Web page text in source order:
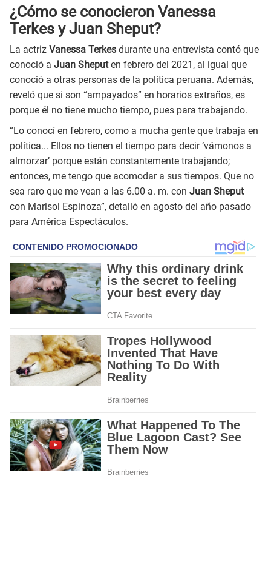
¿Cómo se conocieron Vanessa
Terkes y Juan Sheput?
La actriz Vanessa Terkes durante una entrevista contó que
conoció a Juan Sheputen febrero del 2021, al igual que
conoció a otras personas de la política peruana. Además,
reveló que si son “ampayados” en horarios extraños, es
porque él no tiene mucho tiempo, pues para trabajando.
“Lo conocí en febrero, como a mucha gente que trabaja en
política... Ellos no tienen el tiempo para decir ‘vámonos a
almorzar’ porque están constantemente trabajando;
entonces, me tengo que acomodar a sus tiempos. Que no
sea raro que me vean a las 6.00 a. m. con Juan Sheput
con Marisol Espinoza”, detalló en agosto del año pasado
para América Espectáculos.